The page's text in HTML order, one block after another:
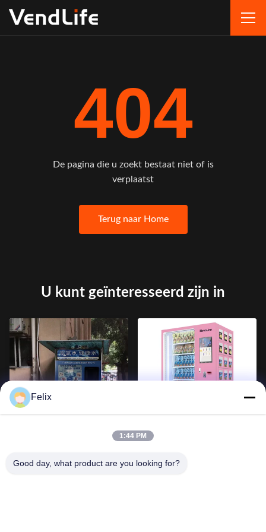
404
De pagina die u zoekt bestaat niet of is
verplaatst
Terug naar Home
U kunt geïnteresseerd zijn in
220V vloer water dispenser
321 stuks automatische
accessoires automaten
Felix
1:44 PM
Good day, what product are you looking for?